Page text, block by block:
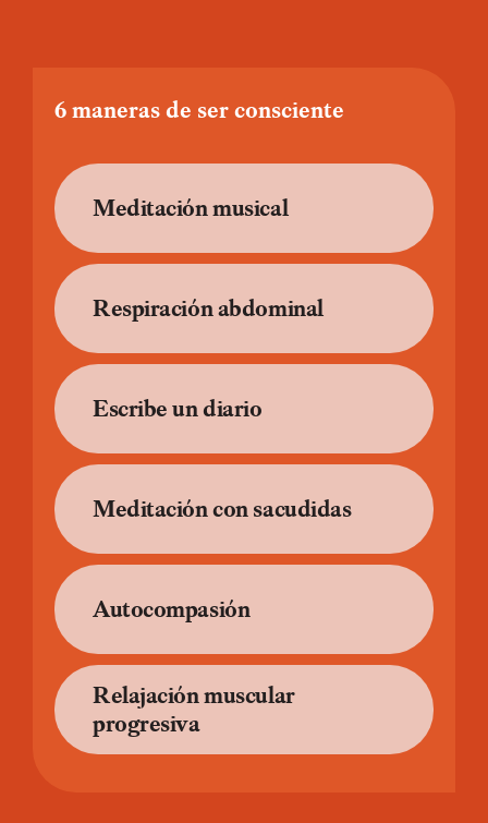
6 maneras de ser consciente
Meditación musical
Respiración abdominal
Escribe un diario
Meditación con sacudidas
Autocompasión
Relajación muscular
progresiva